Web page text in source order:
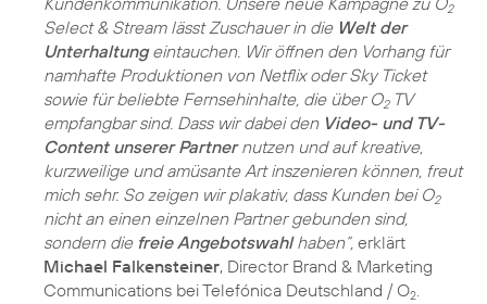
2
Select & Stream lässt Zuschauer in die Welt der
Unterhaltungeintauchen. Wir öffnen den Vorhang für
namhafte Produktionen von Netflix oder Sky Ticket
sowie für beliebte Fernsehinhalte, die über O2TV
empfangbar sind. Dass wir dabei den Video- und TV-
Content unserer Partnernutzen und auf kreative,
kurzweilige und amüsante Art inszenieren können, freut
mich sehr. So zeigen wir plakativ, dass Kunden bei O2
nicht an einen einzelnen Partner gebunden sind,
sondern die freie Angebotswahlhaben“, erklärt
Michael Falkensteiner, Director Brand & Marketing
Communications bei Telefónica Deutschland / O2